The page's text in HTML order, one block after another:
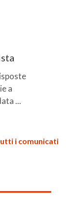
a
...
i comunicati